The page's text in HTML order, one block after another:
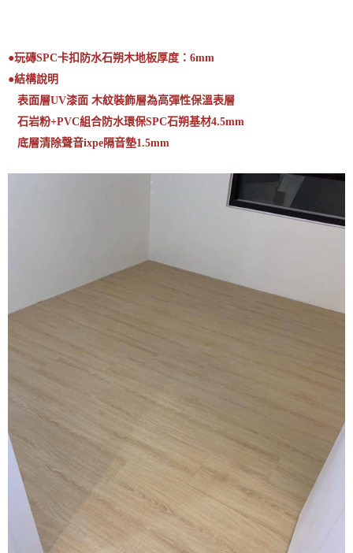
●玩磚SPC卡扣防水石朔木地板厚度：6mm
●結構說明
表面層UV漆面 木紋裝飾層為高彈性保溫表層
石岩粉+PVC組合防水環保SPC石朔基材4.5mm
底層清除聲音ixpe隔音墊1.5mm